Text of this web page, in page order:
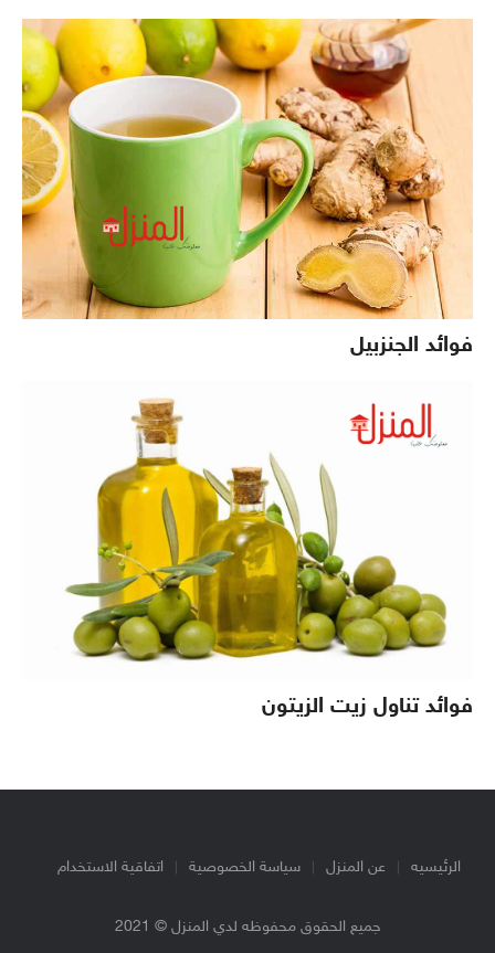
فوائد الجنزبيل
فوائد تناول زيت الزيتون
الرئيسيه عن المنزل سياسة الخصوصية اتفاقية الاستخدام
جميع الحقوق محفوظه لدي المنزل © 2021